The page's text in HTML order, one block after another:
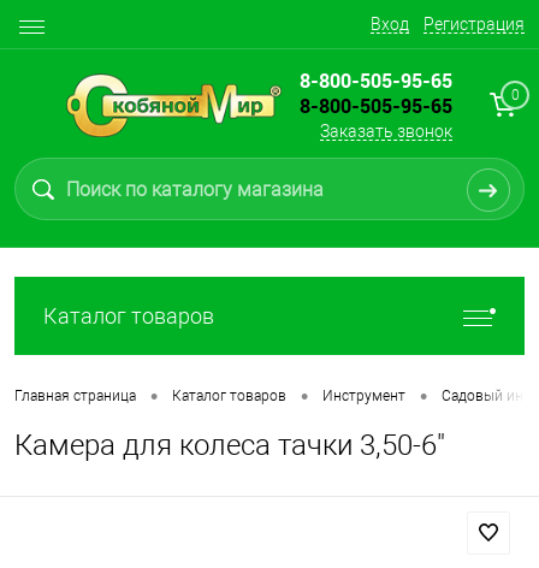
Вход Регистрация
8-800-505-95-65
8-800-505-95-65
Заказать звонок
0
Каталог товаров
Главная страница • Каталог товаров • Инструмент • Садовый
Камера для колеса тачки 3,50-6"